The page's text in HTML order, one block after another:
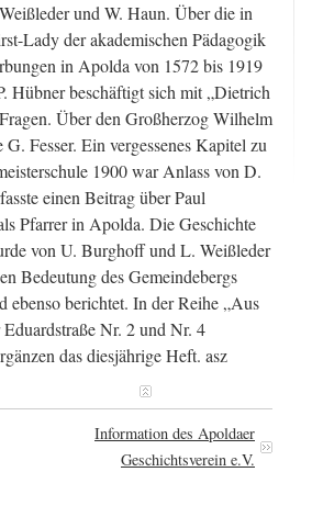
und W. Haun. Über die in
Lady der akademischen Pädagogik
in Apolda von 1572 bis 1919
Hübner beschäftigt sich mit „Dietrich
Über den Großherzog Wilhelm
Fesser. Ein vergessenes Kapitel zu
1900 war Anlass von D.
einen Beitrag über Paul
Pfarrer in Apolda. Die Geschichte
von U. Burghoff und L. Weißleder
Bedeutung des Gemeindebergs
ebenso berichtet. In der Reihe „Aus
Nr. 2 und Nr. 4
das diesjährige Heft. asz
Information des Apoldaer
Geschichtsverein e.V.